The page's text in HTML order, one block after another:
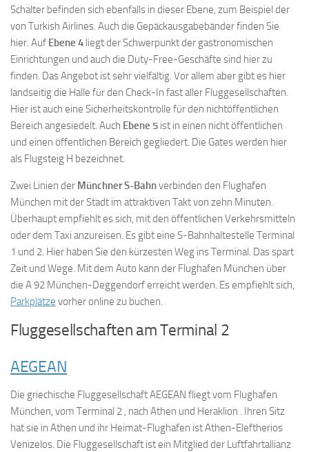
Schalter befinden sich ebenfalls in dieser Ebene, zum Beispiel der
von Turkish Airlines. Auch die Gepäckausgabebänder finden Sie
hier. Auf Ebene 4 liegt der Schwerpunkt der gastronomischen
Einrichtungen und auch die Duty-Free-Geschäfte sind hier zu
finden. Das Angebot ist sehr vielfältig. Vor allem aber gibt es hier
landseitig die Halle für den Check-In fast aller Fluggesellschaften.
Hier ist auch eine Sicherheitskontrolle für den nichtöffentlichen
Bereich angesiedelt. Auch Ebene 5 ist in einen nicht öffentlichen
und einen öffentlichen Bereich gegliedert. Die Gates werden hier
als Flugsteig H bezeichnet.
Zwei Linien der Münchner S-Bahnverbinden den Flughafen
München mit der Stadt im attraktiven Takt von zehn Minuten.
Überhaupt empfiehlt es sich, mit den öffentlichen Verkehrsmitteln
oder dem Taxi anzureisen. Es gibt eine S-Bahnhaltestelle Terminal
1 und 2. Hier haben Sie den kürzesten Weg ins Terminal. Das spart
Zeit und Wege. Mit dem Auto kann der Flughafen München über
die A 92 München-Deggendorf erreicht werden. Es empfiehlt sich,
Parkplätze vorher online zu buchen.
Fluggesellschaften am Terminal 2
AEGEAN
Die griechische Fluggesellschaft AEGEAN fliegt vom Flughafen
München, vom Terminal 2 , nach Athen und Heraklion . Ihren Sitz
hat sie in Athen und ihr Heimat-Flughafen ist Athen-Eleftherios
Venizelos. Die Fluggesellschaft ist ein Mitglied der Luftfahrtallianz